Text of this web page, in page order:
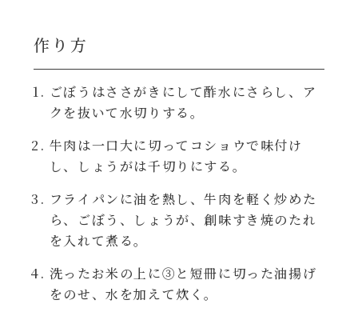
炊飯器
ホットプレート
レンジ調理
お子さま
節分
ひなまつり
ハコネーゼ ポルチーニ
ハコネーゼ カルボナーラ
ハコネーゼ イカスミ
ハコネーゼ アラビアータ
作り方
ごぼうはささがきにして酢水にさらし、ア
クを抜いて水切りする。
牛肉は一口大に切ってコショウで味付け
し、しょうがは千切りにする。
フライパンに油を熱し、牛肉を軽く炒めた
ら、ごぼう、しょうが、創味すき焼のたれ
を入れて煮る。
洗ったお米の上に③と短冊に切った油揚げ
をのせ、水を加えて炊く。